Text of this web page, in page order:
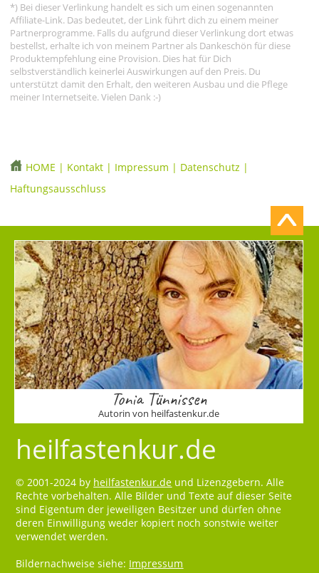
*) Bei dieser Verlinkung handelt es sich um einen sogenannten
Affiliate-Link. Das bedeutet, der Link führt dich zu einem meiner
Partnerprogramme. Falls du aufgrund dieser Verlinkung dort etwas
bestellst, erhalte ich von meinem Partner als Dankeschön für diese
Produktempfehlung eine Provision. Dies hat für Dich
selbstverständlich keinerlei Auswirkungen auf den Preis. Du
unterstützt damit den Erhalt, den weiteren Ausbau und die Pflege
meiner Internetseite. Vielen Dank :-)
HOME | Kontakt | Impressum | Datenschutz |
Haftungsausschluss
Tonia Tünnissen
Autorin von heilfastenkur.de
heilfastenkur.de
© 2001-2024 by heilfastenkur.de und Lizenzgebern. Alle
Rechte vorbehalten. Alle Bilder und Texte auf dieser Seite
sind Eigentum der jeweiligen Besitzer und dürfen ohne
deren Einwilligung weder kopiert noch sonstwie weiter
verwendet werden.
Bildernachweise siehe: Impressum